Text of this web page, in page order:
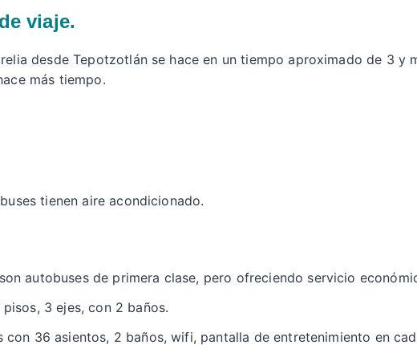
viaje.
desde Tepotzotlán se hace en un tiempo aproximado de 3 y
más tiempo.
tienen aire acondicionado.
autobuses de primera clase, pero ofreciendo servicio
3 ejes, con 2 baños.
con 36 asientos, 2 baños, wifi, pantalla de entretenimiento en